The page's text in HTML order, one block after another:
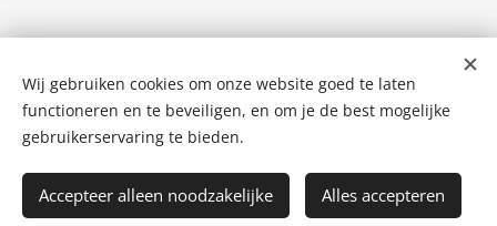
voorafgaand aan de afspraak
de behandeling afmeldt.
© 2023 OP DEN LAECKHOFF
Cookies
Wij gebruiken cookies om onze website goed te laten
functioneren en te beveiligen, en om je de best mogelijke
gebruikerservaring te bieden.
Accepteer alleen noodzakelijke Alles accepteren